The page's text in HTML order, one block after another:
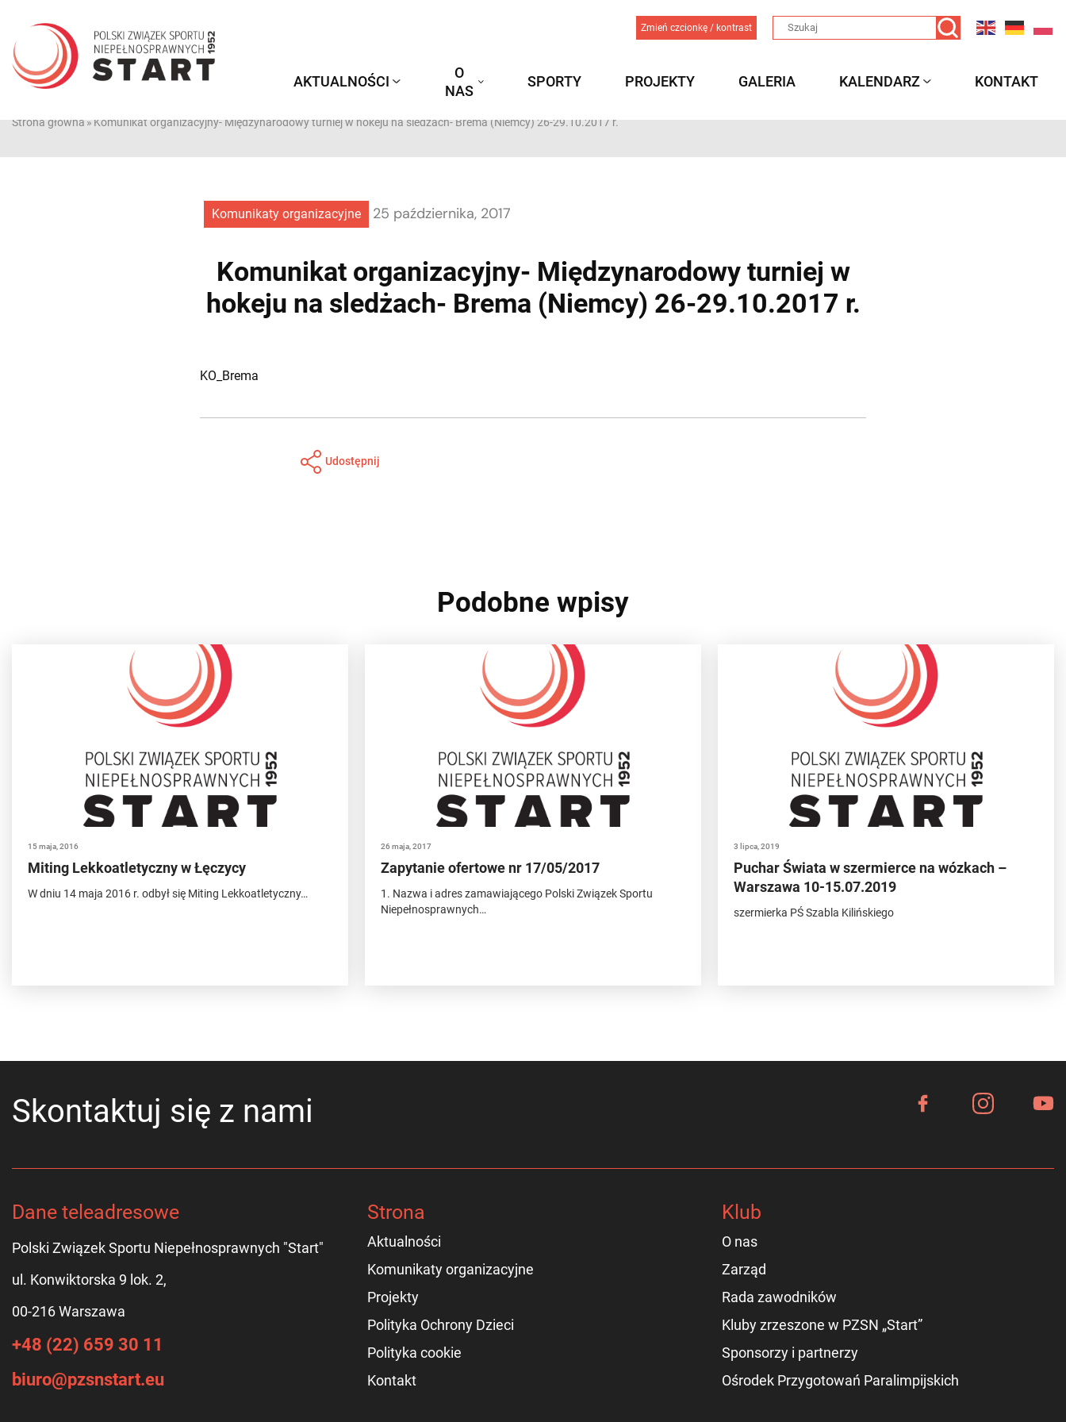
treści
Zmień czcionkę / kontrast
AKTUALNOŚCI
O
NAS
SPORTY PROJEKTY GALERIA KALENDARZ KONTAKT
Strona główna»Komunikat organizacyjny- Międzynarodowy turniej w hokeju na sledżach- Brema (Niemcy) 26-29.10.2017 r.
Komunikaty organizacyjne 25 października, 2017
Komunikat organizacyjny- Międzynarodowy turniej w
hokeju na sledżach- Brema (Niemcy) 26-29.10.2017 r.
KO_Brema
Udostępnij
Podobne wpisy
15 maja, 2016
Miting Lekkoatletyczny w Łęczycy
W dniu 14 maja 2016 r. odbył się Miting Lekkoatletyczny…
26 maja, 2017
Zapytanie ofertowe nr 17/05/2017
1. Nazwa i adres zamawiającego Polski Związek Sportu
Niepełnosprawnych…
3 lipca, 2019
Puchar Świata w szermierce na wózkach –
Warszawa 10-15.07.2019
szermierka PŚ Szabla Kilińskiego
Skontaktuj się z nami
Dane teleadresowe
Polski Związek Sportu Niepełnosprawnych "Start"
ul. Konwiktorska 9 lok. 2,
00-216 Warszawa
+48 (22) 659 30 11
biuro@pzsnstart.eu
Strona
Aktualności
Komunikaty organizacyjne
Projekty
Polityka Ochrony Dzieci
Polityka cookie
Kontakt
Klub
O nas
Zarząd
Rada zawodników
Kluby zrzeszone w PZSN „Start”
Sponsorzy i partnerzy
Ośrodek Przygotowań Paralimpijskich